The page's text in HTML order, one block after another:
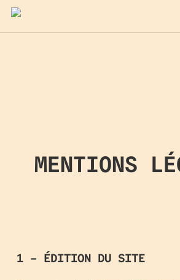
Skip
to
main
MENTIONS
1 – ÉDITION DU SITE